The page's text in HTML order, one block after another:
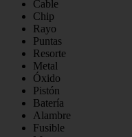
Cable
Chip
Rayo
Puntas
Resorte
Metal
Óxido
Pistón
Batería
Alambre
Fusible